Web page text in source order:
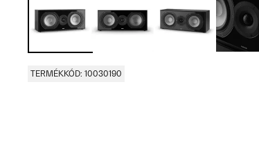
TERMÉKKÓD: 10030190